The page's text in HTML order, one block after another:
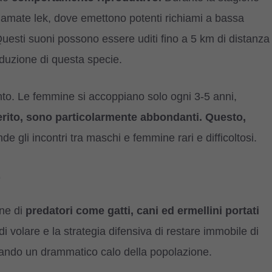
lek, dove emettono potenti richiami a bassa
suoni possono essere uditi fino a 5 km di distanza
di questa specie.
Le femmine si accoppiano solo ogni 3-5 anni,
sono particolarmente abbondanti. Questo,
gli incontri tra maschi e femmine rari e difficoltosi.
di predatori come gatti, cani ed ermellini portati
volare e la strategia difensiva di restare immobile di
un drammatico calo della popolazione.